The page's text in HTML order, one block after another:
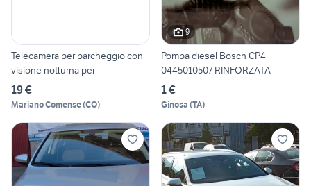
Telecamera per parcheggio con
visione notturna per
19 €
Mariano Comense(CO)
9
Pompa diesel Bosch CP4
0445010507 RINFORZATA
1 €
Ginosa (TA)